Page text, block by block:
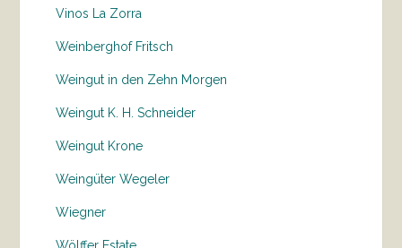
Vinos La Zorra
Weinberghof Fritsch
Weingut in den Zehn Morgen
Weingut K. H. Schneider
Weingut Krone
Weingüter Wegeler
Wiegner